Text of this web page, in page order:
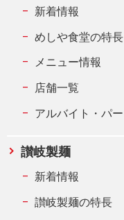
新着情報
めしや食堂の特長
メニュー情報
店舗一覧
アルバイト・パ
讃岐製麺
新着情報
讃岐製麺の特長